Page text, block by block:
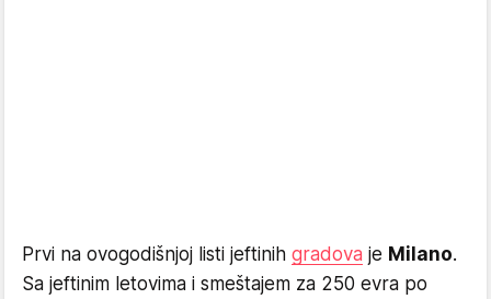
Prvi na ovogodišnjoj listi jeftinih gradova je Milano.
Sa jeftinim letovima i smeštajem za 250 evra po